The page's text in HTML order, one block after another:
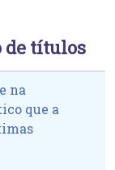
de títulos
na
que a